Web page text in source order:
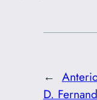
←
D.